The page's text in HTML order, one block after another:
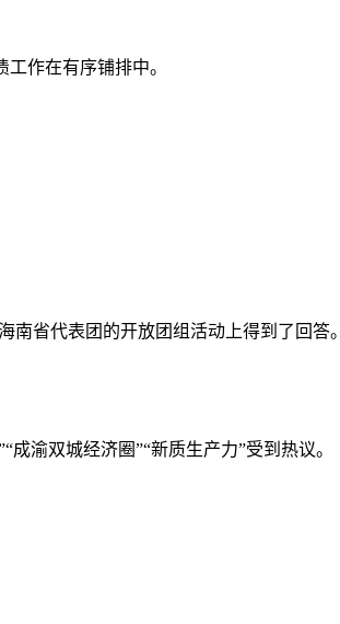
作在有序铺排中。
省代表团的开放团组活动上得到了回答。
渝双城经济圈”“新质生产力”受到热议。